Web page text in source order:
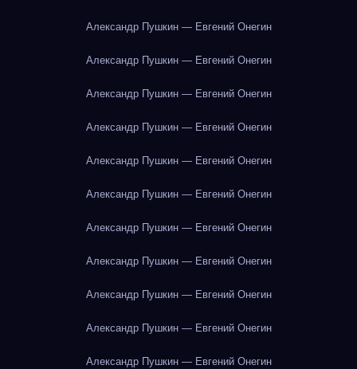
Александр Пушкин — Евгений Онегин
Александр Пушкин — Евгений Онегин
Александр Пушкин — Евгений Онегин
Александр Пушкин — Евгений Онегин
Александр Пушкин — Евгений Онегин
Александр Пушкин — Евгений Онегин
Александр Пушкин — Евгений Онегин
Александр Пушкин — Евгений Онегин
Александр Пушкин — Евгений Онегин
Александр Пушкин — Евгений Онегин
Александр Пушкин — Евгений Онегин